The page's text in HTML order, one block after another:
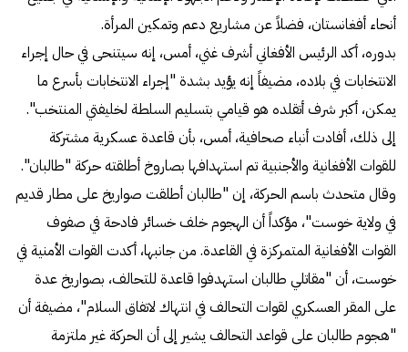
أنحاء أفغانستان، فضلاً عن مشاريع دعم وتمكين المرأة.
بدوره، أكد الرئيس الأفغاني أشرف غني، أمس، إنه سيتنحى في حال إجراء
الانتخابات في بلاده، مضيفاً إنه يؤيد بشدة "إجراء الانتخابات بأسرع ما
يمكن، أكبر شرف أتقلده هو قيامي بتسليم السلطة لخليفتي المنتخب".
إلى ذلك، أفادت أنباء صحافية، أمس، بأن قاعدة عسكرية مشتركة
للقوات الأفغانية والأجنبية تم استهدافها بصاروخ أطلقته حركة "طالبان".
وقال متحدث باسم الحركة، إن "طالبان أطلقت صواريخ على مطار قديم
في ولاية خوست"، مؤكداً أن الهجوم خلف خسائر فادحة في صفوف
القوات الأفغانية المتمركزة في القاعدة. من جانبها، أكدت القوات الأمنية في
خوست، أن "مقاتلي طالبان استهدفوا قاعدة للتحالف، بصواريخ عدة
على المقر العسكري لقوات التحالف في انتهاك لاتفاق السلام"، مضيفة أن
"هجوم طالبان على قواعد التحالف يشير إلى أن الحركة غير ملتزمة